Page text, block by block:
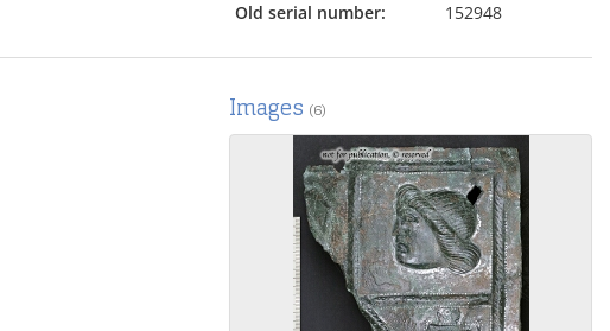
Old serial number:
152948
Images (6)